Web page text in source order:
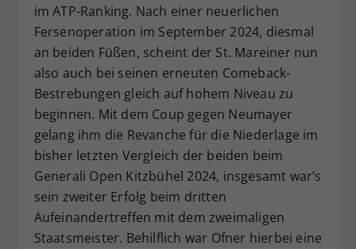
im ATP-Ranking. Nach einer neuerlichen
Fersenoperation im September 2024, diesmal
an beiden Füßen, scheint der St. Mareiner nun
also auch bei seinen erneuten Comeback-
Bestrebungen gleich auf hohem Niveau zu
beginnen. Mit dem Coup gegen Neumayer
gelang ihm die Revanche für die Niederlage im
bisher letzten Vergleich der beiden beim
Generali Open Kitzbühel 2024, insgesamt war’s
sein zweiter Erfolg beim dritten
Aufeinandertreffen mit dem zweimaligen
Staatsmeister. Behilflich war Ofner hierbei eine